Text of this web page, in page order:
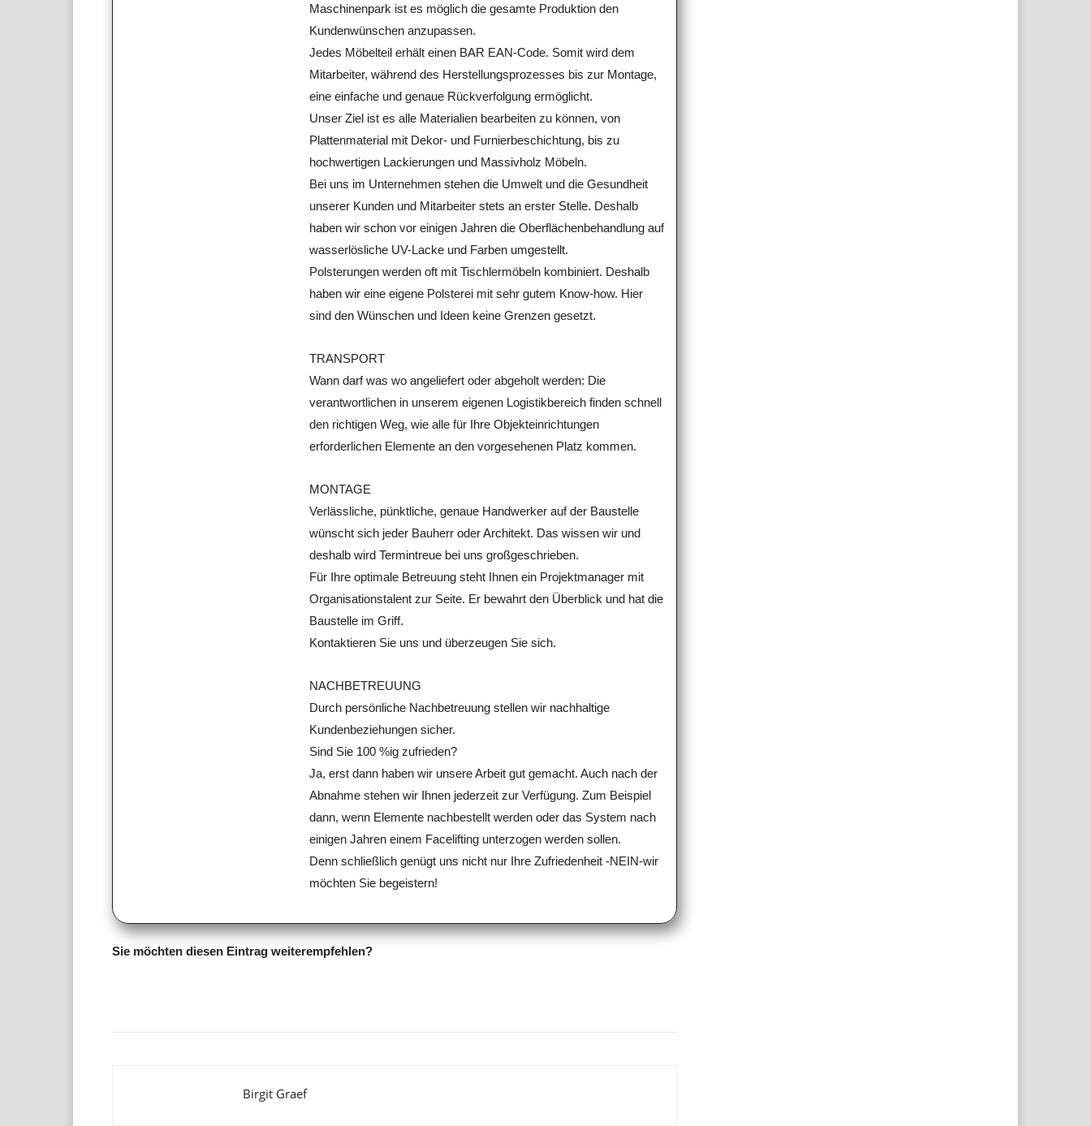
Maschinenpark ist es möglich die gesamte Produktion den
Kundenwünschen anzupassen.
Jedes Möbelteil erhält einen BAR EAN-Code. Somit wird dem
Mitarbeiter, während des Herstellungsprozesses bis zur Montage,
eine einfache und genaue Rückverfolgung ermöglicht.
Unser Ziel ist es alle Materialien bearbeiten zu können, von
Plattenmaterial mit Dekor- und Furnierbeschichtung, bis zu
hochwertigen Lackierungen und Massivholz Möbeln.
Bei uns im Unternehmen stehen die Umwelt und die Gesundheit
unserer Kunden und Mitarbeiter stets an erster Stelle. Deshalb
haben wir schon vor einigen Jahren die Oberflächenbehandlung auf
wasserlösliche UV-Lacke und Farben umgestellt.
Polsterungen werden oft mit Tischlermöbeln kombiniert. Deshalb
haben wir eine eigene Polsterei mit sehr gutem Know-how. Hier
sind den Wünschen und Ideen keine Grenzen gesetzt.
TRANSPORT
Wann darf was wo angeliefert oder abgeholt werden: Die
verantwortlichen in unserem eigenen Logistikbereich finden schnell
den richtigen Weg, wie alle für Ihre Objekteinrichtungen
erforderlichen Elemente an den vorgesehenen Platz kommen.
MONTAGE
Verlässliche, pünktliche, genaue Handwerker auf der Baustelle
wünscht sich jeder Bauherr oder Architekt. Das wissen wir und
deshalb wird Termintreue bei uns großgeschrieben.
Für Ihre optimale Betreuung steht Ihnen ein Projektmanager mit
Organisationstalent zur Seite. Er bewahrt den Überblick und hat die
Baustelle im Griff.
Kontaktieren Sie uns und überzeugen Sie sich.
NACHBETREUUNG
Durch persönliche Nachbetreuung stellen wir nachhaltige
Kundenbeziehungen sicher.
Sind Sie 100 %ig zufrieden?
Ja, erst dann haben wir unsere Arbeit gut gemacht. Auch nach der
Abnahme stehen wir Ihnen jederzeit zur Verfügung. Zum Beispiel
dann, wenn Elemente nachbestellt werden oder das System nach
einigen Jahren einem Facelifting unterzogen werden sollen.
Denn schließlich genügt uns nicht nur Ihre Zufriedenheit -NEIN-wir
möchten Sie begeistern!
Sie möchten diesen Eintrag weiterempfehlen?
Birgit Graef